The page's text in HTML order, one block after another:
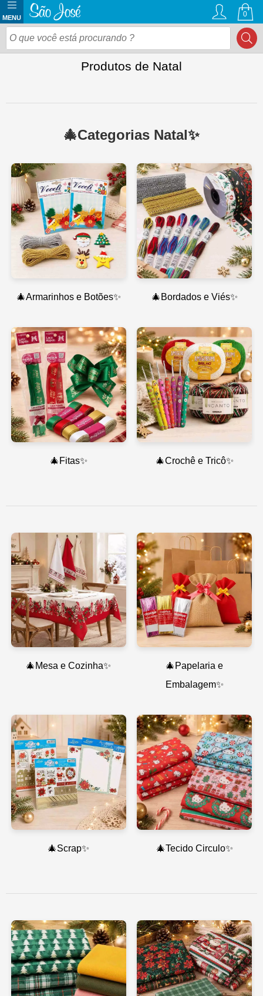
0
Produtos de Natal
🎄Categorias Natal✨
🎄Armarinhos e Botões✨ 🎄Bordados e Viés✨
🎄Fitas✨ 🎄Crochê e Tricô✨
🎄Mesa e Cozinha✨
🎄Papelaria e
Embalagem✨
🎄Scrap✨ 🎄Tecido Circulo✨